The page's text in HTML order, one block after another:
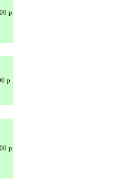
р
р
р